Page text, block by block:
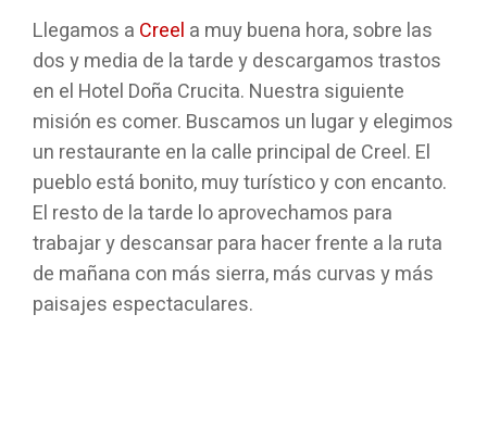
Llegamos a Creel a muy buena hora, sobre las
dos y media de la tarde y descargamos trastos
en el Hotel Doña Crucita. Nuestra siguiente
misión es comer. Buscamos un lugar y elegimos
un restaurante en la calle principal de Creel. El
pueblo está bonito, muy turístico y con encanto.
El resto de la tarde lo aprovechamos para
trabajar y descansar para hacer frente a la ruta
de mañana con más sierra, más curvas y más
paisajes espectaculares.